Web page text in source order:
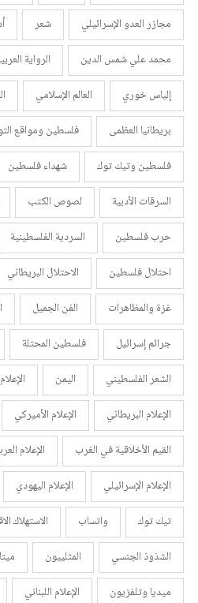
مجازر العدو الإسرائيلي
شعر
محمد علي شمس الدين
الرواية
إلياس خوري
العالم الإسلامي
بريطانيا العظمى
فلسطين ومواقع
فلسطين وتيك توك
شهداء فلسطين
السرقات الأدبية
لصوص الكتب
حرب فلسطين
السردية الفلسطينية
احتلال فلسطين
الاحتلال البريطاني
غزة والمظاهرات
الفن الجميل
جرائم إسرائيل
فلسطين المحتلة
الشعر الفلسطيني
اليمن
الإعلام البريطاني
الإعلام الأميركي
القيم الأخلاقية في الغرب
الإعلام
الإعلام الإسرائيلي
الإعلام اليهودي
تيك توك
واتساب الاستهلاك
الشذوذ الجنسي
المثلييون ميتا
ميديا وتلفزيون
الإعلام اللبناني